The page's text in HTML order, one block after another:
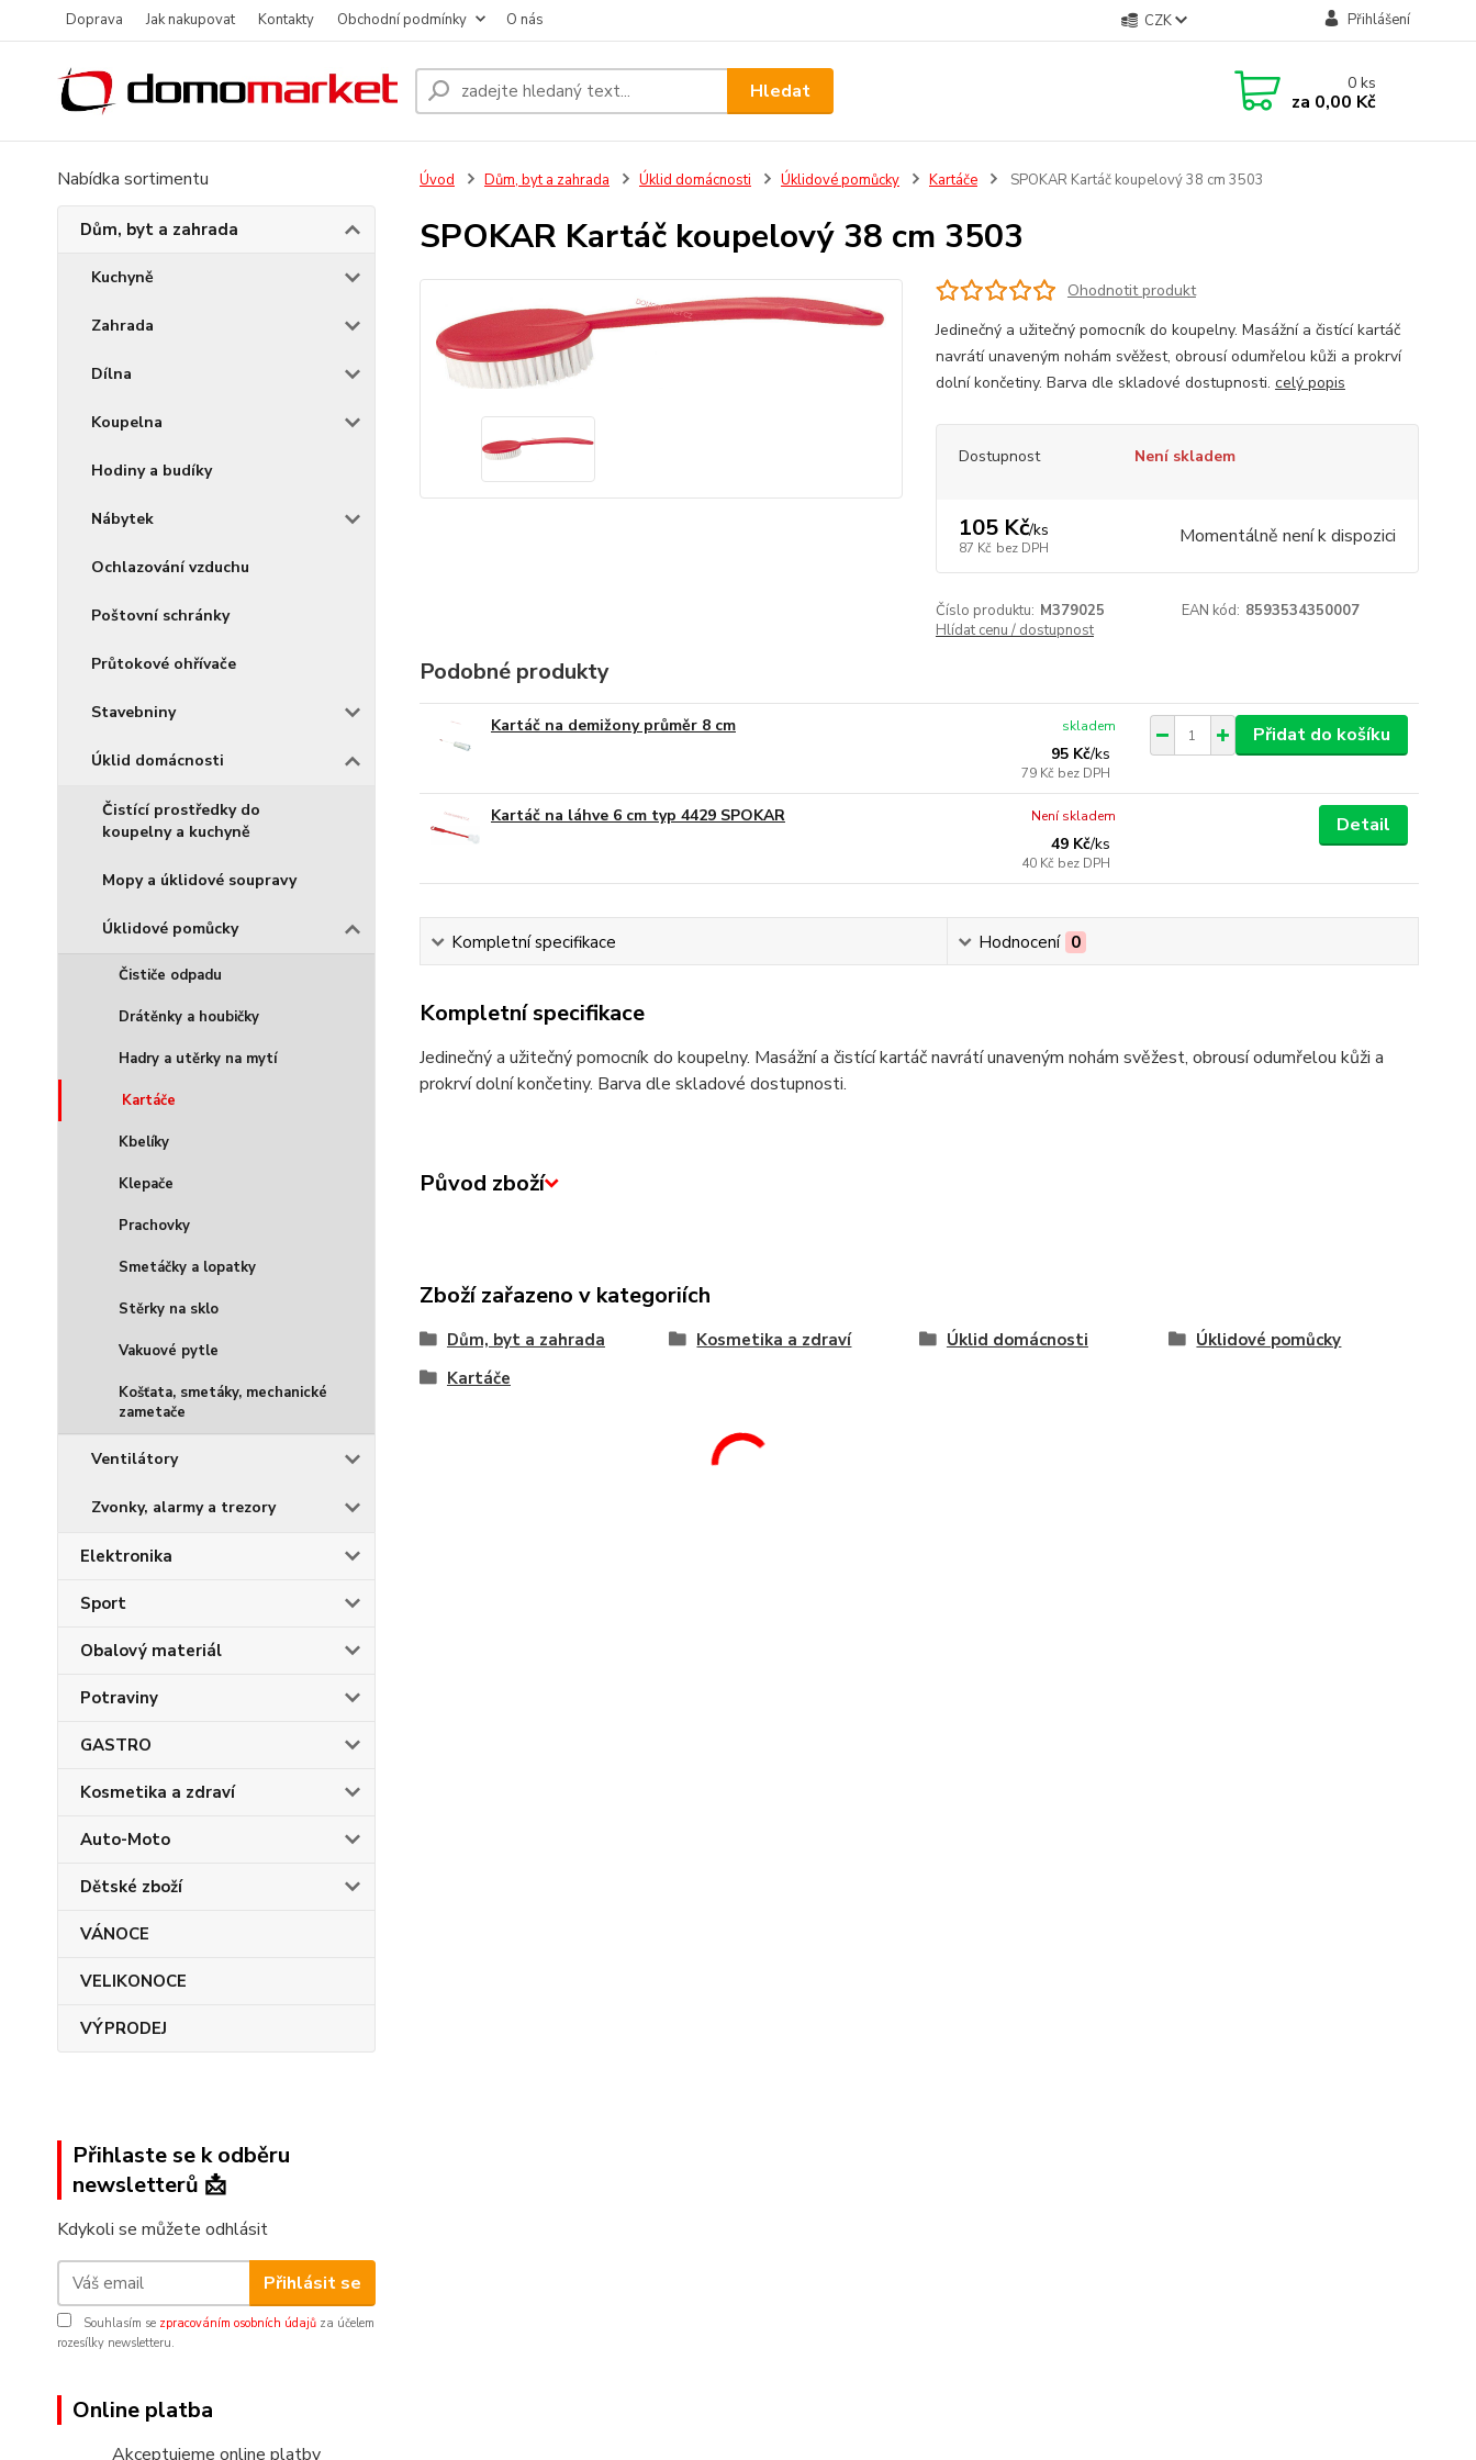
Doprava Jak nakupovat Kontakty Obchodní podmínky O nás CZK Přihlášení
Hledat 0ks
za 0,00 Kč
Nabídka sortimentu
Dům, byt a zahrada
Kuchyně
Zahrada
Dílna
Koupelna
Hodiny a budíky
Nábytek
Ochlazování vzduchu
Poštovní schránky
Průtokové ohřívače
Stavebniny
Úklid domácnosti
Čistící prostředky do
koupelny a kuchyně
Mopy a úklidové soupravy
Úklidové pomůcky
Čističe odpadu
Drátěnky a houbičky
Hadry a utěrky na mytí
Kartáče
Kbelíky
Klepače
Prachovky
Smetáčky a lopatky
Stěrky na sklo
Vakuové pytle
Košťata, smetáky, mechanické
zametače
Ventilátory
Zvonky, alarmy a trezory
Elektronika
Sport
Obalový materiál
Potraviny
GASTRO
Kosmetika a zdraví
Auto-Moto
Dětské zboží
VÁNOCE
VELIKONOCE
VÝPRODEJ
Přihlaste se k odběru
newsletterů 📩
Kdykoli se můžete odhlásit
Přihlásit se
Souhlasím se zpracováním osobních údajů za účelem
rozesílky newsletteru.
Online platba
Akceptujeme online platby
Úvod Dům, byt a zahrada Úklid domácnosti Úklidové pomůcky Kartáče SPOKAR Kartáč koupelový 38 cm 3503
SPOKAR Kartáč koupelový 38 cm 3503
Ohodnotit produkt
Jedinečný a užitečný pomocník do koupelny. Masážní a čistící kartáč
navrátí unaveným nohám svěžest, obrousí odumřelou kůži a prokrví
dolní končetiny. Barva dle skladové dostupnosti. celý popis
Dostupnost Není skladem
105 Kč/ks
87 Kč bez DPH Momentálně není k dispozici
Číslo produktu: M379025 EAN kód: 8593534350007
Hlídat cenu / dostupnost
Podobné produkty
Kartáč na demižony průměr 8 cm
95 Kč/ks
79 Kč bez DPH
skladem Přidat do košíku
Kartáč na láhve 6 cm typ 4429 SPOKAR
49 Kč/ks
40 Kč bez DPH
Není skladem Detail
Kompletní specifikace Hodnocení 0
Kompletní specifikace
Jedinečný a užitečný pomocník do koupelny. Masážní a čistící kartáč navrátí unaveným nohám svěžest, obrousí odumřelou kůži a
prokrví dolní končetiny. Barva dle skladové dostupnosti.
Původ zboží
Zboží zařazeno v kategoriích
Dům, byt a zahrada Kosmetika a zdraví Úklid domácnosti
Úklidové pomůcky
Kartáče